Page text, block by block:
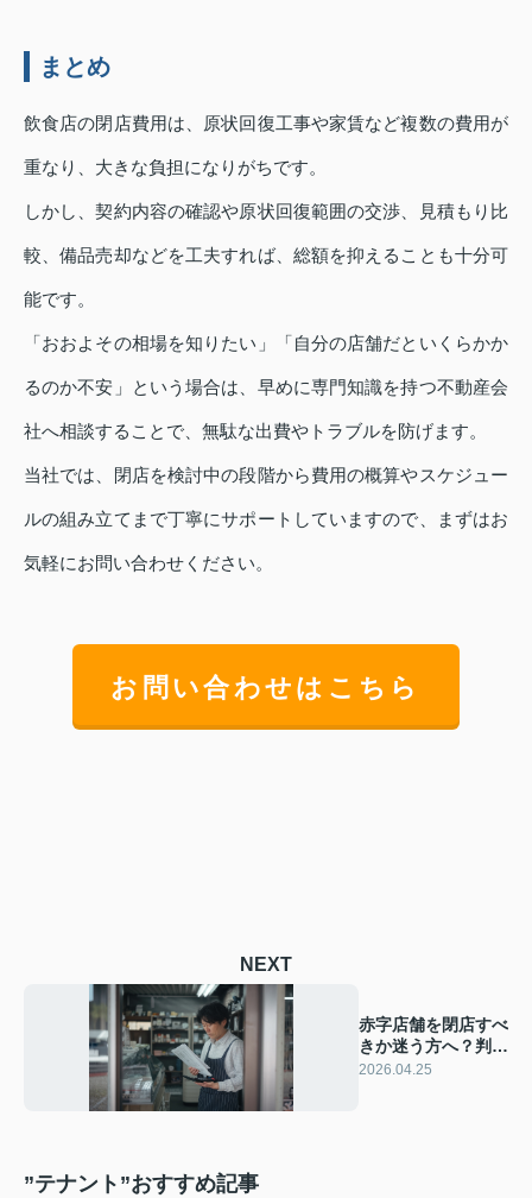
まとめ
飲食店の閉店費用は、原状回復工事や家賃など複数の費用が
重なり、大きな負担になりがちです。
しかし、契約内容の確認や原状回復範囲の交渉、見積もり比
較、備品売却などを工夫すれば、総額を抑えることも十分可
能です。
「おおよその相場を知りたい」「自分の店舗だといくらかか
るのか不安」という場合は、早めに専門知識を持つ不動産会
社へ相談することで、無駄な出費やトラブルを防げます。
当社では、閉店を検討中の段階から費用の概算やスケジュー
ルの組み立てまで丁寧にサポートしていますので、まずはお
気軽にお問い合わせください。
お問い合わせはこちら
NEXT
赤字店舗を閉店すべ
きか迷う方へ？判断
の基準と見直すポイ
2026.04.25
”テナント”おすすめ記事